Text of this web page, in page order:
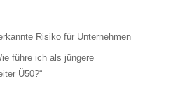
Risiko für Unternehmen
führe ich als jüngere
Ü50?“